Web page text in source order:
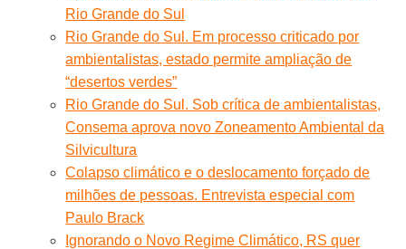
Rio Grande do Sul
Rio Grande do Sul. Em processo criticado por
ambientalistas, estado permite ampliação de
“desertos verdes”
Rio Grande do Sul. Sob crítica de ambientalistas,
Consema aprova novo Zoneamento Ambiental da
Silvicultura
Colapso climático e o deslocamento forçado de
milhões de pessoas. Entrevista especial com
Paulo Brack
Ignorando o Novo Regime Climático, RS quer